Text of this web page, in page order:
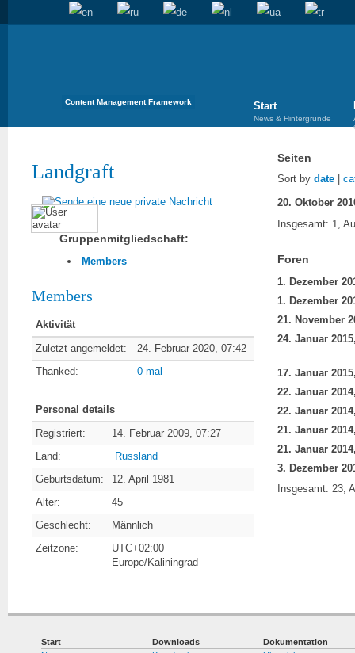
Content Management Framework Start
News & Hintergründe
Landgraft
Gruppenmitgliedschaft:
Members
Members
Aktivität
Zuletzt angemeldet:
24. Februar 2020, 07:42
Thanked:
0 mal
Personal details
Registriert:
14. Februar 2009, 07:27
Land:
Russland
Geburtsdatum:
12. April 1981
Alter:
45
Geschlecht:
Männlich
Zeitzone:
UTC+02:00
Europe/Kaliningrad
Seiten
Sort by date
Insgesamt: 1,
Foren
Insgesamt: 23,
Start
Downloads
Dokumentation